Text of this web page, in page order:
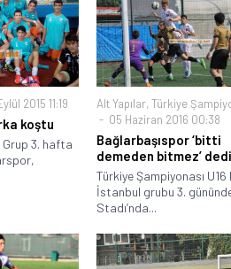
2015 11:19
koştu
Grup 3. hafta
Alt Yapılar, Türkiye
05 Haziran 2016 00:38
Bağlarbaşıspor ‘bitti
demeden bitmez’ dedi
Türkiye Şampiyonası U16
İstanbul grubu 3.
Stadı’nda...